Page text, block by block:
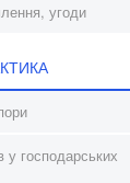
угоди
у господарських